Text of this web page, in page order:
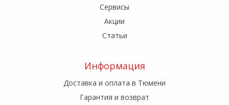
Сервисы
Акции
Статьи
Информация
Доставка и оплата в Тюмени
Гарантия и возврат